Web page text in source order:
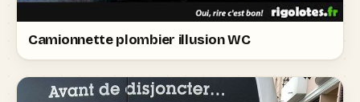
Camionnette plombier illusion WC